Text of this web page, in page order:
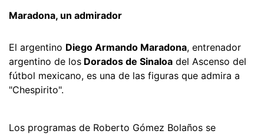
Maradona, un admirador
El argentino Diego Armando Maradona, entrenador
argentino de los Dorados de Sinaloa del Ascenso del
fútbol mexicano, es una de las figuras que admira a
"Chespirito".
Los programas de Roberto Gómez Bolaños se